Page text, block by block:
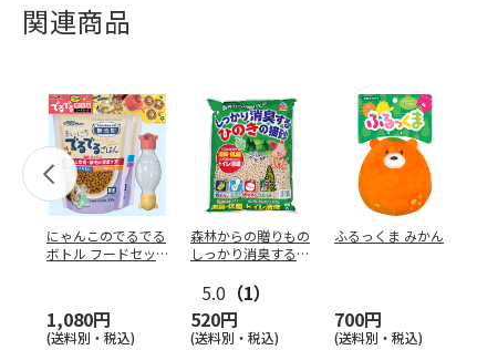
関連商品
にゃんこのでるでる
ボトル フードセッ
1,080円
(送料別・税込)
森林からの贈りもの
しっかり消臭するひ
5.0 （1）
520円
(送料別・税込)
ふるっくま みかん
700円
(送料別・税込)